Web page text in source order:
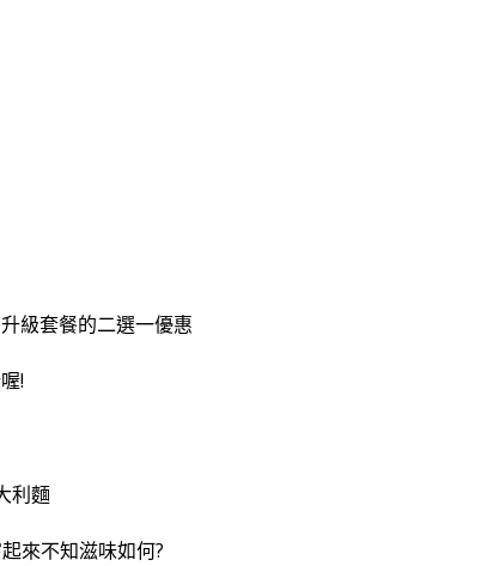
級套餐的二選一優惠
!
利麵
來不知滋味如何?